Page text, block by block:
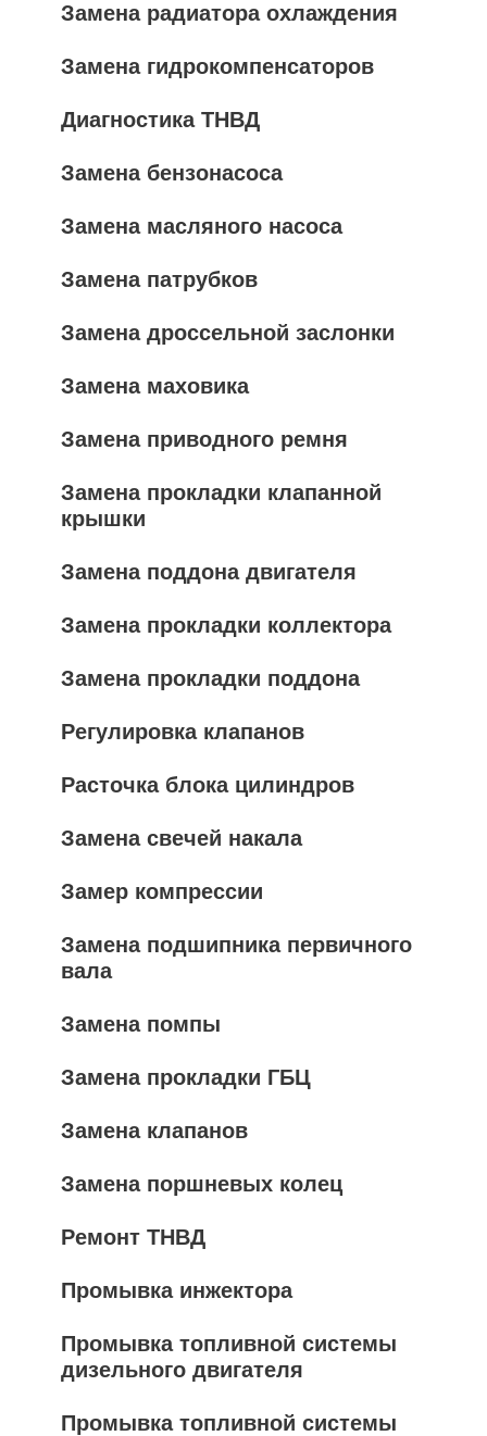
Замена радиатора охлаждения
Замена гидрокомпенсаторов
Диагностика ТНВД
Замена бензонасоса
Замена масляного насоса
Замена патрубков
Замена дроссельной заслонки
Замена маховика
Замена приводного ремня
Замена прокладки клапанной
крышки
Замена поддона двигателя
Замена прокладки коллектора
Замена прокладки поддона
Регулировка клапанов
Расточка блока цилиндров
Замена свечей накала
Замер компрессии
Замена подшипника первичного
вала
Замена помпы
Замена прокладки ГБЦ
Замена клапанов
Замена поршневых колец
Ремонт ТНВД
Промывка инжектора
Промывка топливной системы
дизельного двигателя
Промывка топливной системы